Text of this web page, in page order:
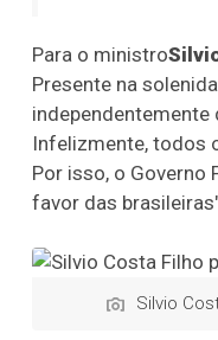
Para o ministro
Presente na
Infelizmente, todos
Por isso, o Governo
favor das
Silvio